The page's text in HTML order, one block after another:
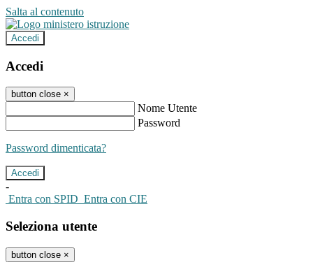
Salta al contenuto
Accedi
Accedi
button close ×
Nome Utente
Password
Password dimenticata?
-
Entra con SPID Entra con CIE
Seleziona utente
button close ×